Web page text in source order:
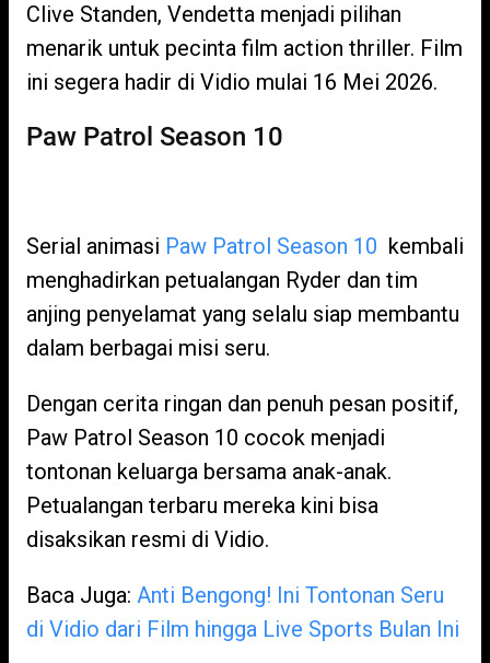
Clive Standen, Vendetta menjadi pilihan
menarik untuk pecinta film action thriller. Film
ini segera hadir di Vidio mulai 16 Mei 2026.
Paw Patrol Season 10
Serial animasi Paw Patrol Season 10 kembali
menghadirkan petualangan Ryder dan tim
anjing penyelamat yang selalu siap membantu
dalam berbagai misi seru.
Dengan cerita ringan dan penuh pesan positif,
Paw Patrol Season 10 cocok menjadi
tontonan keluarga bersama anak-anak.
Petualangan terbaru mereka kini bisa
disaksikan resmi di Vidio.
Baca Juga: Anti Bengong! Ini Tontonan Seru
di Vidio dari Film hingga Live Sports Bulan Ini